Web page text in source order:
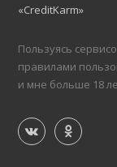
«CreditKarm»
Пользуясь
правилами
и мне больше 18